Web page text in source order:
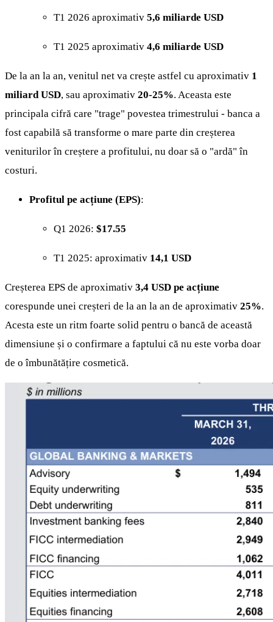
T1 2026 aproximativ 5,6 miliarde USD
T1 2025 aproximativ 4,6 miliarde USD
De la an la an, venitul net va crește astfel cu aproximativ 1
miliard USD, sau aproximativ 20-25%. Aceasta este
principala cifră care "trage" povestea trimestrului - banca a
fost capabilă să transforme o mare parte din creșterea
veniturilor în creștere a profitului, nu doar să o "ardă" în
costuri.
Profitul pe acțiune (EPS):
Q1 2026: $17.55
T1 2025: aproximativ 14,1 USD
Creșterea EPS de aproximativ 3,4 USD pe acțiune
corespunde unei creșteri de la an la an de aproximativ 25%.
Acesta este un ritm foarte solid pentru o bancă de această
dimensiune și o confirmare a faptului că nu este vorba doar
de o îmbunătățire cosmetică.